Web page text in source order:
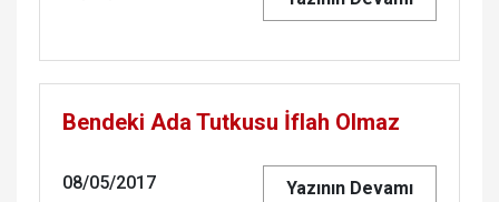
Bendeki Ada Tutkusu İflah Olmaz
08/05/2017 Yazının Devamı